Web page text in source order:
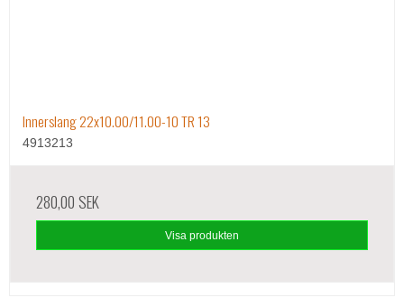
Innerslang 22x10.00/11.00-10 TR 13
4913213
280,00 SEK
Visa produkten